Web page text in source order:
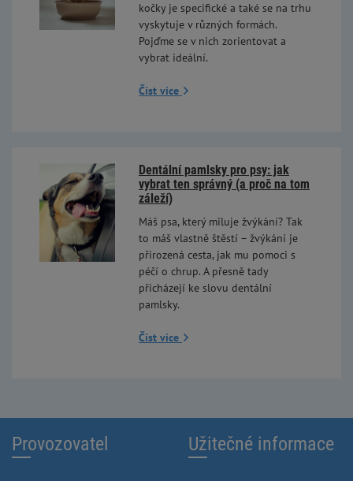
kočky je specifické a také se na trhu
vyskytuje v různých formách.
Pojďme se v nich zorientovat a
vybrat ideální.
Číst více
Dentální pamlsky pro psy: jak
vybrat ten správný (a proč na tom
záleží)
Máš psa, který miluje žvýkání? Tak
to máš vlastně štěstí – žvýkání je
přirozená cesta, jak mu pomoci s
péčí o chrup. A přesně tady
přicházejí ke slovu dentální
pamlsky.
Číst více
Provozovatel Užitečné informace